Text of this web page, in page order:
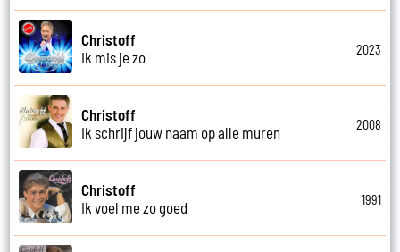
Christoff
Ik mis je zo
2023
Christoff
Ik schrijf jouw naam op alle muren
2008
Christoff
Ik voel me zo goed
1991